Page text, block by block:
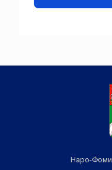
Наро-